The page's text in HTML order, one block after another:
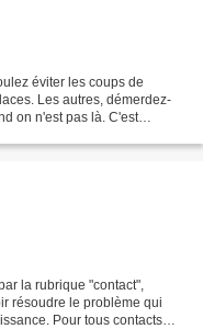
éviter les coups de
Les autres, démerdez-
on n'est pas là. C'est
la rubrique "contact",
résoudre le problème qui
Pour tous contacts